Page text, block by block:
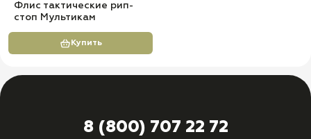
Флис тактические рип-
стоп Мультикам
Купить
8 (800) 707 22 72